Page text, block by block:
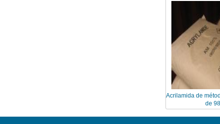
Acrilamida de
de